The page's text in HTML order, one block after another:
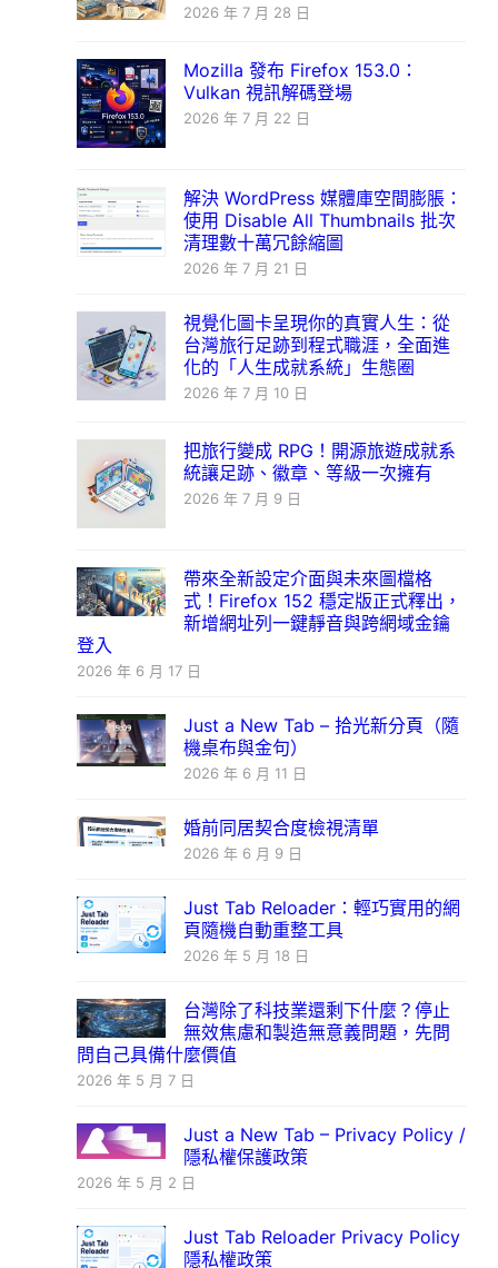
2026 年 7 月 28 日
Mozilla 發布 Firefox 153.0：
Vulkan 視訊解碼登場
2026 年 7 月 22 日
解決 WordPress 媒體庫空間膨脹：
使用 Disable All Thumbnails 批次
清理數十萬冗餘縮圖
2026 年 7 月 21 日
視覺化圖卡呈現你的真實人生：從
台灣旅行足跡到程式職涯，全面進
化的「人生成就系統」生態圈
2026 年 7 月 10 日
把旅行變成 RPG！開源旅遊成就系
統讓足跡、徽章、等級一次擁有
2026 年 7 月 9 日
帶來全新設定介面與未來圖檔格
式！Firefox 152 穩定版正式釋出，
新增網址列一鍵靜音與跨網域金鑰
登入
2026 年 6 月 17 日
Just a New Tab – 拾光新分頁（隨
機桌布與金句）
2026 年 6 月 11 日
婚前同居契合度檢視清單
2026 年 6 月 9 日
Just Tab Reloader：輕巧實用的網
頁隨機自動重整工具
2026 年 5 月 18 日
台灣除了科技業還剩下什麼？停止
無效焦慮和製造無意義問題，先問
問自己具備什麼價值
2026 年 5 月 7 日
Just a New Tab – Privacy Policy /
隱私權保護政策
2026 年 5 月 2 日
Just Tab Reloader Privacy Policy
隱私權政策